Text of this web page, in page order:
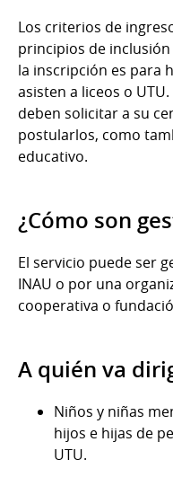
Los criterios de
principios de
la inscripción es para
asisten a liceos o
deben solicitar a su
postularlos, como
educativo.
¿Cómo son
El servicio puede ser
INAU o por una
cooperativa o
A quién va
Niños y niñas
hijos e hijas de
UTU.